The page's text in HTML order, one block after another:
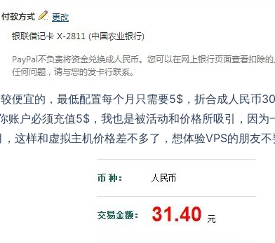
便宜的，最低配置每个月只需要5$，折合成人民币
账户必须充值5$，我也是被活动和价格所吸引，因
这样和虚拟主机价格差不多了，想体验VPS的朋友不